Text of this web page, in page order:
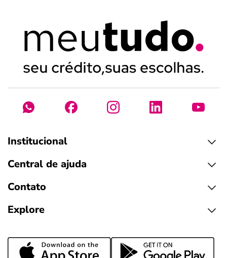
Institucional
Central de ajuda
Contato
Explore